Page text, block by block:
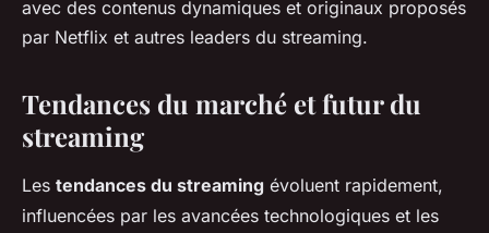
avec des contenus dynamiques et originaux proposés
par Netflix et autres leaders du streaming.
Tendances du marché et futur du
streaming
Les tendances du streaming évoluent rapidement,
influencées par les avancées technologiques et les